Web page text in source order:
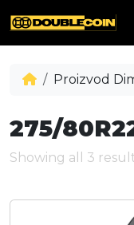
Proizvod
275/
Showing all 3